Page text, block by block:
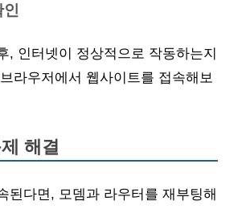
, 인터넷이 정상적으로 작동하는지
라우저에서 웹사이트를 접속해보
해결
된다면, 모뎀과 라우터를 재부팅해